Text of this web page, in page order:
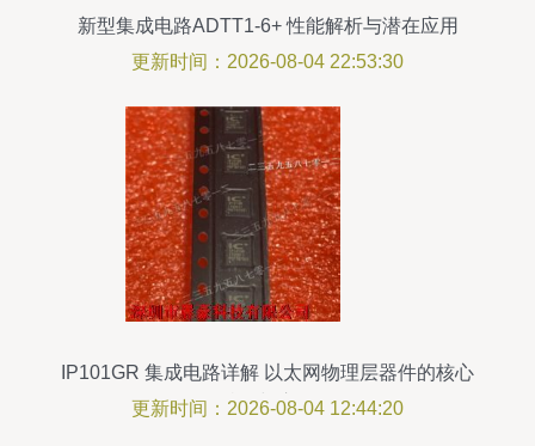
新型集成电路ADTT1-6+ 性能解析与潜在应用
更新时间：2026-08-04 22:53:30
IP101GR 集成电路详解 以太网物理层器件的核心
特性与应用
更新时间：2026-08-04 12:44:20